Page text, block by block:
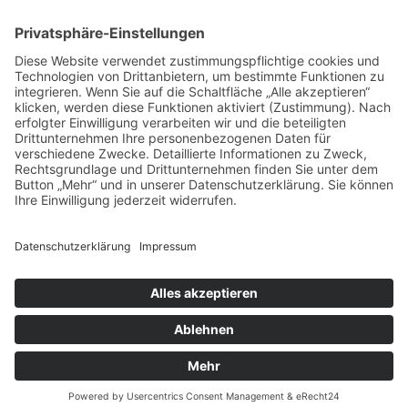
Doula Johanna
04229 Leipzig
Doula anzeigen »
Doula Jeanni Teresa
91235 Velden
Doula anzeigen »